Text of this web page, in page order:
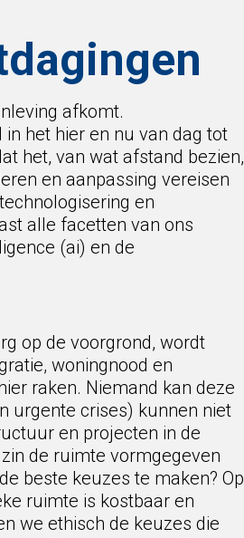
afkomt.
het hier en nu van dag tot
het, van wat afstand bezien,
en aanpassing vereisen
en
alle facetten van ons
(ai) en de
op de voorgrond, wordt
woningnood en
raken. Niemand kan deze
urgente crises) kunnen niet
en projecten in de
de ruimte vormgegeven
beste keuzes te maken? Op
ruimte is kostbaar en
we ethisch de keuzes die